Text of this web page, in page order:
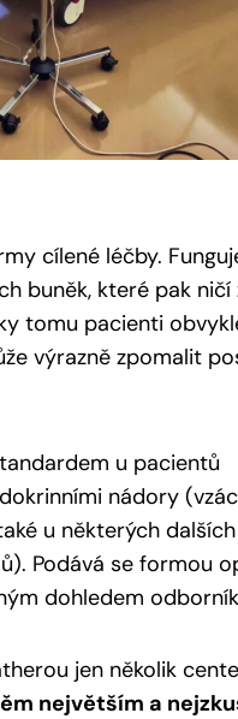
cílené léčby.
buněk, které pak
tomu pacienti
výrazně zpomalit
u pacientů
nádory
u některých
Podává se formou
dohledem
jen několik
největším a